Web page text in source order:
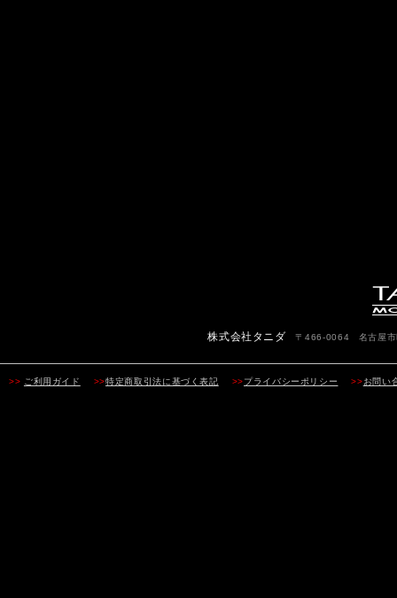
株式会社タニダ 〒466-0064 名古屋市
>> ご利用ガイド >>特定商取引法に基づく表記 >>プライバシーポリシー >>お問い